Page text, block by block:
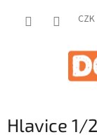
CZK
Hlavice 1/